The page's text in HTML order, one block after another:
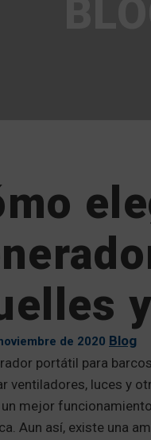
de 2020 Blog
portátil para
ventiladores, luces y
mejor
Aun así, existe una